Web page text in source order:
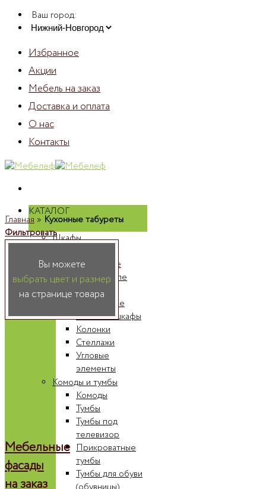
Skip
Ваш город:
Избранное
Акции
Мебель на заказ
Доставка и оплата
О нас
Контакты
КАТАЛОГ
Шкафы
распашные
Шкафы-купе
Радиусные
шкафы-купе
Книжные шкафы
Колонки
Стеллажи
Угловые
элементы
Комоды и тумбы
Комоды
Тумбы
Тумбы под
телевизор
Прикроватные
тумбы
Тумбы для обуви
Главная » Кухонные табуреты
Фильтровать
Вы можете
выбрать цвет и размер
на странице товара
Мебельные
фасады
на заказ